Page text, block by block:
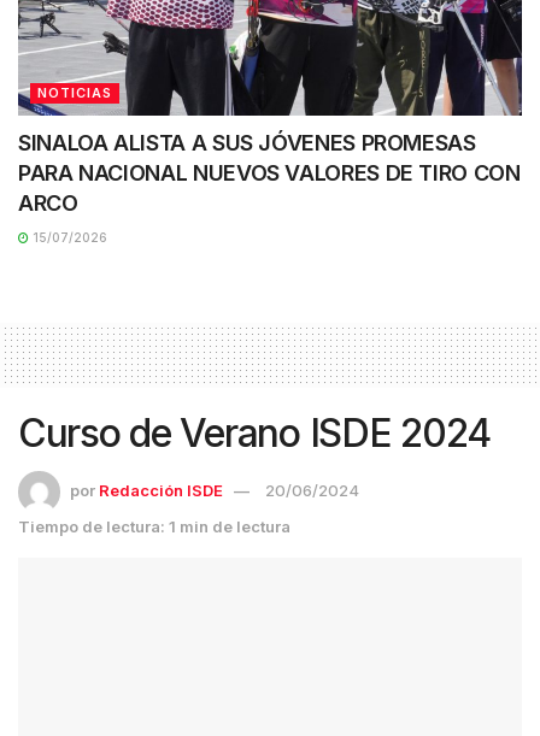
NOTICIAS
SINALOA ALISTA A SUS JÓVENES PROMESAS
PARA NACIONAL NUEVOS VALORES DE TIRO CON
ARCO
15/07/2026
Curso de Verano ISDE 2024
por Redacción ISDE
20/06/2024
Tiempo de lectura: 1 min de lectura